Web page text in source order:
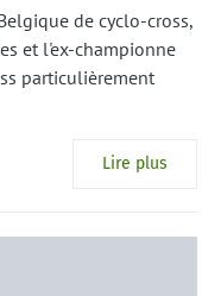
de cyclo-cross,
et l'ex-championne
particulièrement
Lire plus